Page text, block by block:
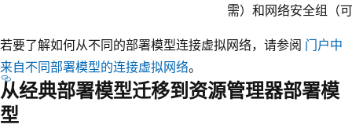
需）和网络安全组（
若要了解如何从不同的部署模型连接虚拟网络，请参阅 门户中
来自不同部署模型的连接虚拟网络。
从经典部署模型迁移到资源管理器部署模
型